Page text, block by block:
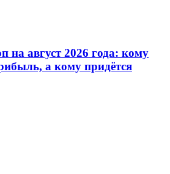
на август 2026 года: кому
а кому придётся